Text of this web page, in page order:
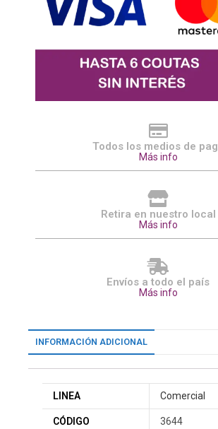
Todos los medios de
Más info
Retira en nuestro local
Más info
Envíos a todo el país
Más info
INFORMACIÓN ADICIONAL
LINEA Comercial
CÓDIGO 3644